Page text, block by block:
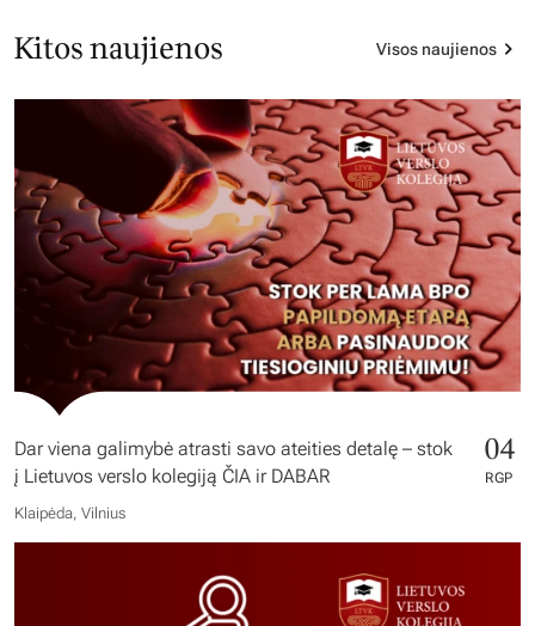
Kitos naujienos Visos naujienos
Dar viena galimybė atrasti savo ateities detalę – stok
į Lietuvos verslo kolegiją ČIA ir DABAR
04
RGP
Klaipėda, Vilnius